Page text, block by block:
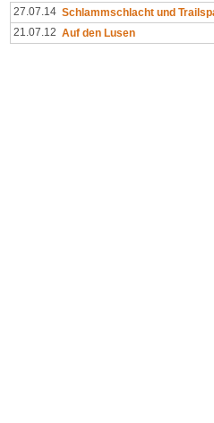
27.07.14 Schlammschlacht und
21.07.12 Auf den Lusen